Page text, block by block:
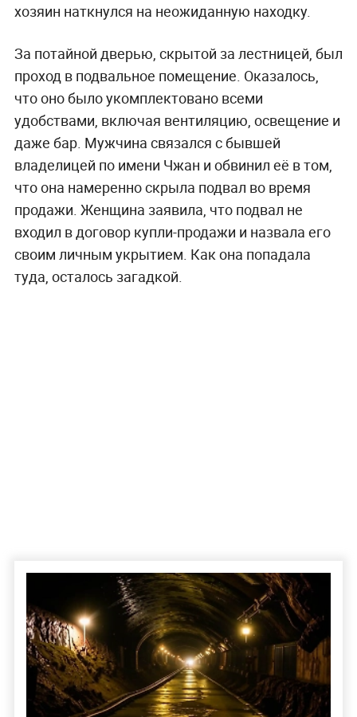
хозяин наткнулся на неожиданную находку.
За потайной дверью, скрытой за лестницей, был
проход в подвальное помещение. Оказалось,
что оно было укомплектовано всеми
удобствами, включая вентиляцию, освещение и
даже бар. Мужчина связался с бывшей
владелицей по имени Чжан и обвинил её в том,
что она намеренно скрыла подвал во время
продажи. Женщина заявила, что подвал не
входил в договор купли-продажи и назвала его
своим личным укрытием. Как она попадала
туда, осталось загадкой.